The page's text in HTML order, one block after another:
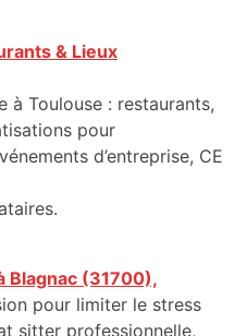
& Lieux
à Toulouse : restaurants,
pour
d’entreprise, CE
Blagnac (31700),
pour limiter le stress
sitter professionnelle,